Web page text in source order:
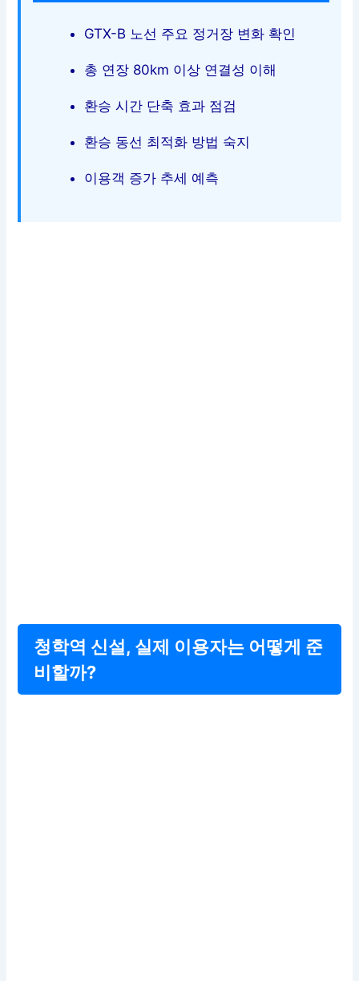
GTX-B 노선 주요 정거장 변화 확인
총 연장 80km 이상 연결성 이해
환승 시간 단축 효과 점검
환승 동선 최적화 방법 숙지
이용객 증가 추세 예측
청학역 신설, 실제 이용자는 어떻게 준
비할까?